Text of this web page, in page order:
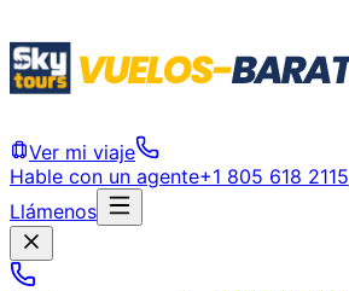
Ver mi viaje
Hable con un agente+1 805 618 2115
Llámenos